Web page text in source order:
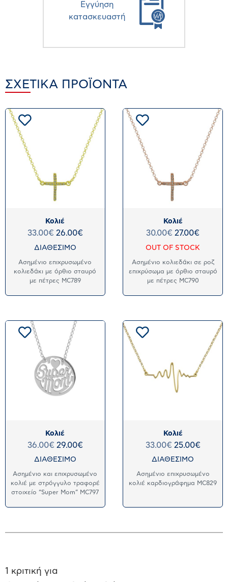
Eγγύηση
κατασκευαστή
ΣΧΕΤΙΚΆ ΠΡΟΪΌΝΤΑ
Κολιέ
33.00€ 26.00€
ΔΙΑΘΕΣΙΜΟ
Ασημένιο επιχρυσωμένο
κολιεδάκι με όρθιο σταυρό
με πέτρες MC789
Κολιέ
30.00€ 27.00€
OUT OF STOCK
Ασημένιο κολιεδάκι σε ροζ
επιχρύσωμα με όρθιο σταυρό
με πέτρες MC790
Κολιέ
36.00€ 29.00€
ΔΙΑΘΕΣΙΜΟ
Ασημένιο και επιχρυσωμένο
κολιέ με στρόγγυλο τραφορέ
στοιχείο “Super Mom” MC797
Κολιέ
33.00€ 25.00€
ΔΙΑΘΕΣΙΜΟ
Ασημένιο επιχρυσωμένο
κολιέ καρδιογράφημα MC829
1 κριτική για